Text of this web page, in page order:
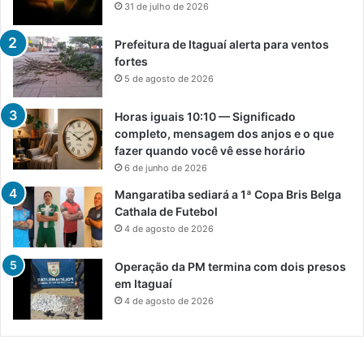
31 de julho de 2026
Prefeitura de Itaguaí alerta para ventos
fortes
5 de agosto de 2026
Horas iguais 10:10 — Significado
completo, mensagem dos anjos e o que
fazer quando você vê esse horário
6 de junho de 2026
Mangaratiba sediará a 1ª Copa Bris Belga
Cathala de Futebol
4 de agosto de 2026
Operação da PM termina com dois presos
em Itaguaí
4 de agosto de 2026